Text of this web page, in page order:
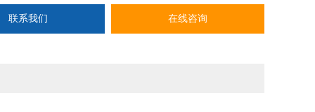
联系我们 在线咨询